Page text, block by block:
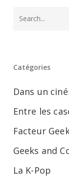
Catégories
Dans un
Entre les
Facteur
Geeks and
La K-Pop